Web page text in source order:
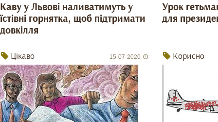
Каву у Львові наливатимуть у
їстівні горнятка, щоб підтримати
довкілля
Урок
для
Цікаво 15-07-2020 Корисно